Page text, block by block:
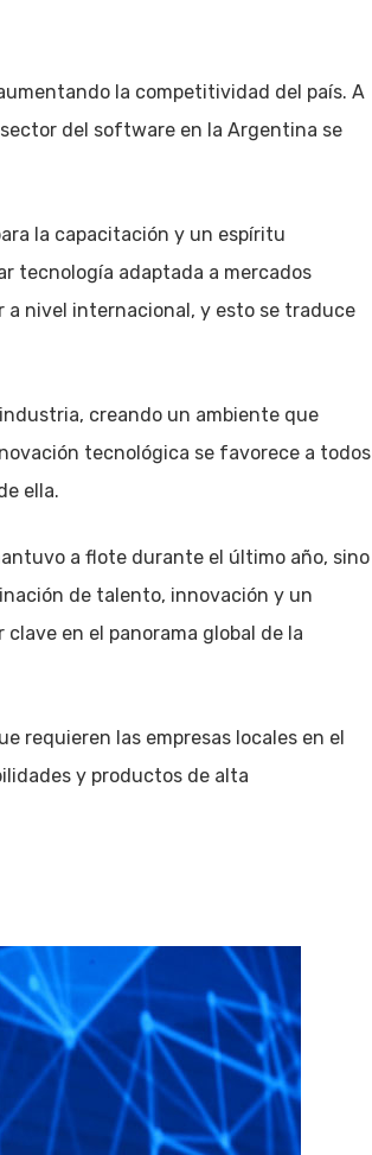
la competitividad del país. A
del software en la Argentina se
la capacitación y un espíritu
tecnología adaptada a mercados
a nivel internacional, y esto se traduce
creando un ambiente que
tecnológica se favorece a todos
ella.
a flote durante el último año, sino
de talento, innovación y un
en el panorama global de la
requieren las empresas locales en el
y productos de alta